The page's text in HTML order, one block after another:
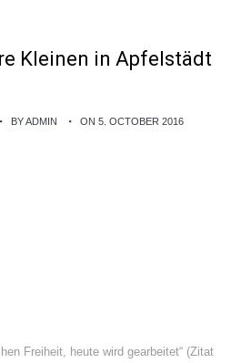
Kleinen in Apfelstädt
BY ADMIN ON 5. OCTOBER 2016
Freiheit, heute wird gearbeitet“ (Zitat